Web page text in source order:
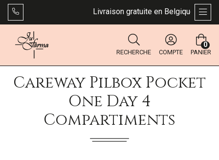
Livraison gratuite en Belgique dès
RECHERCHE COMPTE PANIER
0
Careway Pilbox Pocket
One Day 4
Compartiments